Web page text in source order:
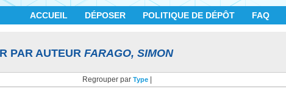
ACCUEIL DÉPOSER POLITIQUE DE DÉPÔT FAQ
PAR AUTEUR FARAGO, SIMON
Regrouper par Type